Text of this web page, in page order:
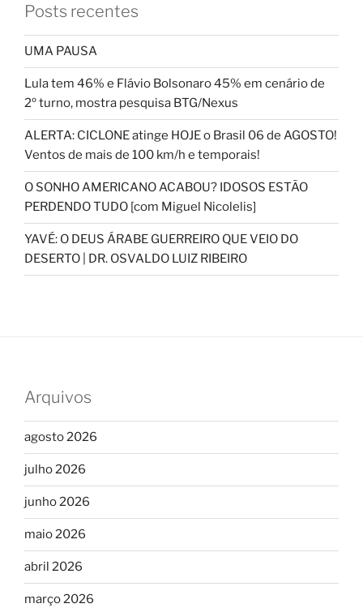
Posts recentes
UMA PAUSA
Lula tem 46% e Flávio Bolsonaro 45% em cenário de
2º turno, mostra pesquisa BTG/Nexus
ALERTA: CICLONE atinge HOJE o Brasil 06 de AGOSTO!
Ventos de mais de 100 km/h e temporais!
O SONHO AMERICANO ACABOU? IDOSOS ESTÃO
PERDENDO TUDO [com Miguel Nicolelis]
YAVÉ: O DEUS ÁRABE GUERREIRO QUE VEIO DO
DESERTO | DR. OSVALDO LUIZ RIBEIRO
Arquivos
agosto 2026
julho 2026
junho 2026
maio 2026
abril 2026
março 2026